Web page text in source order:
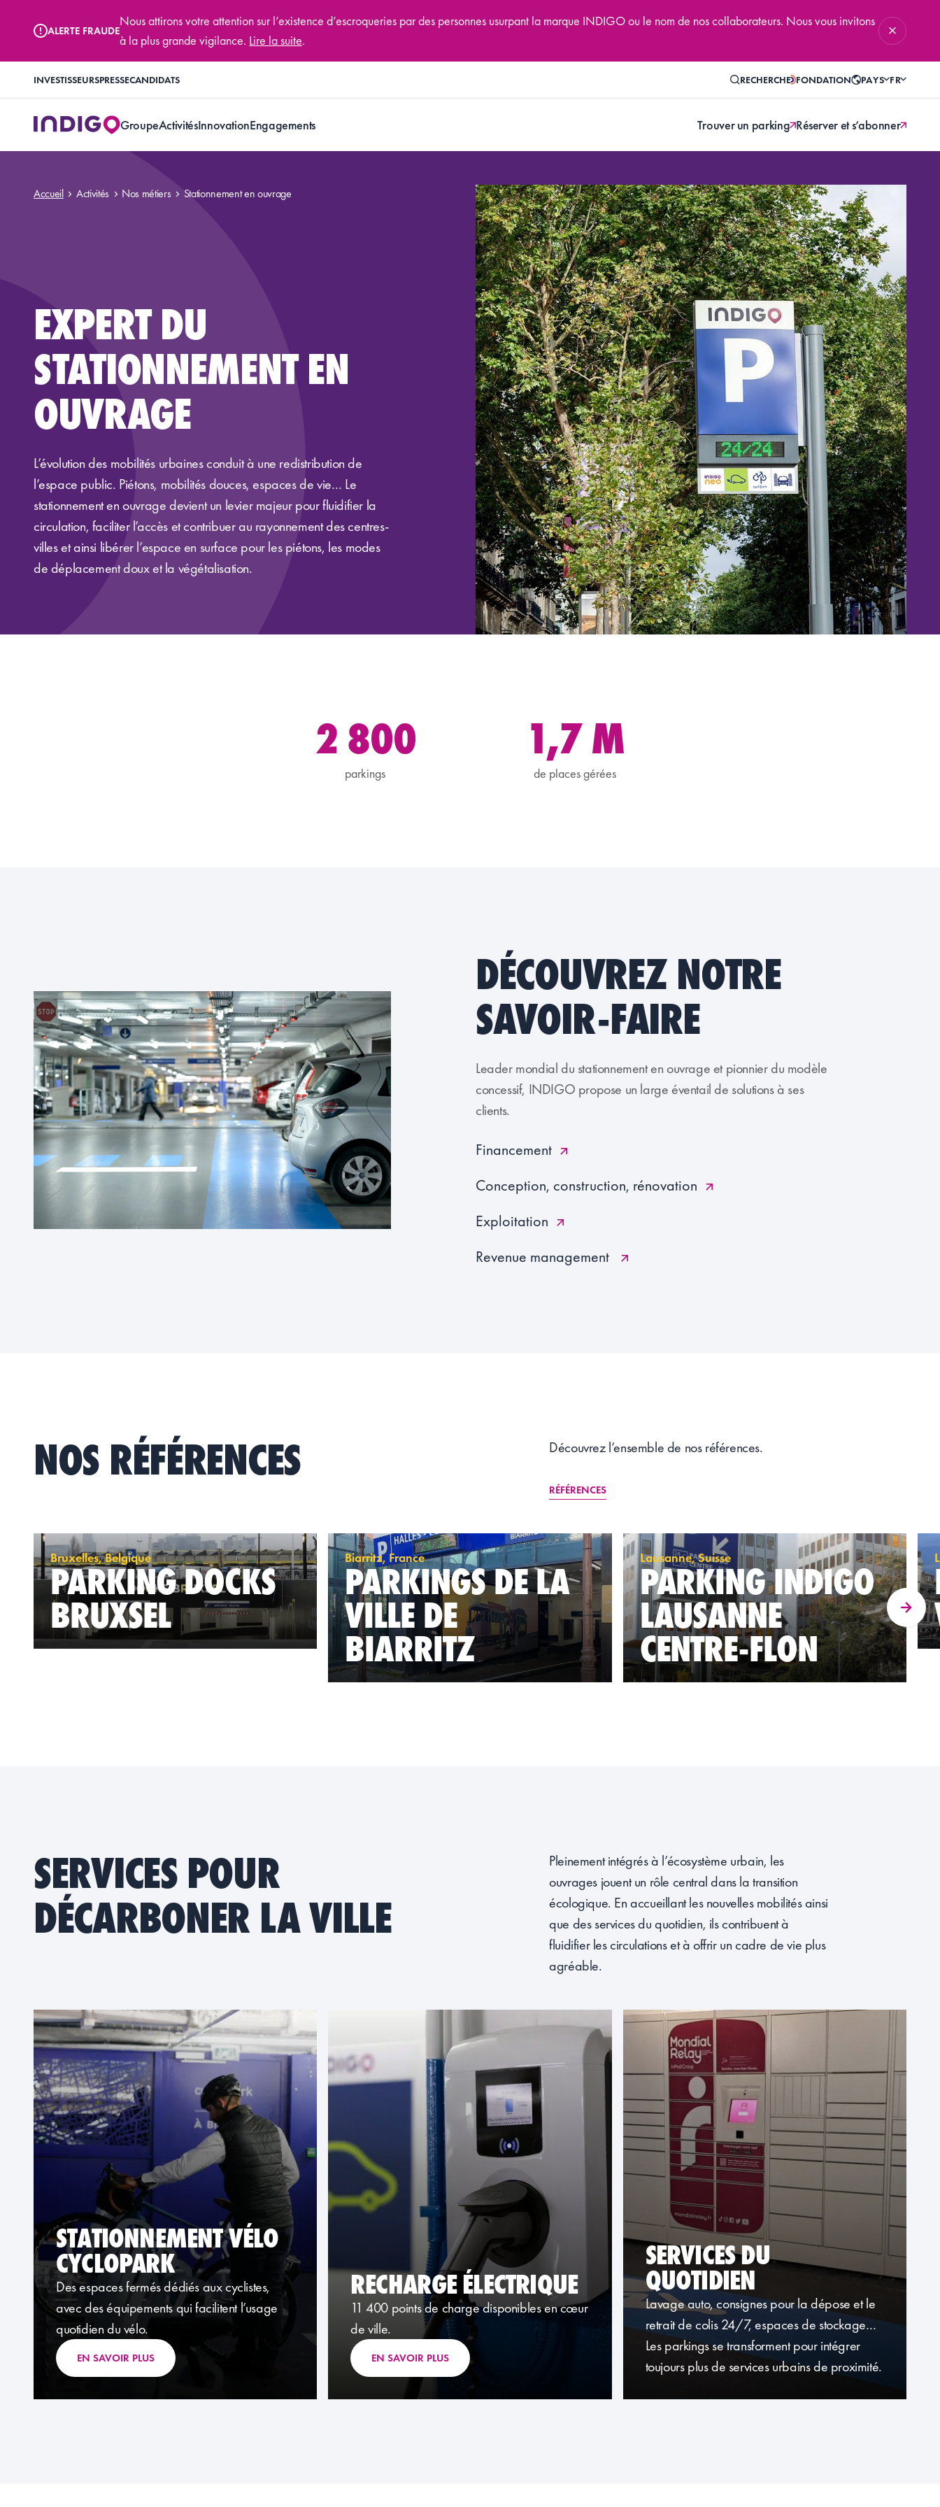
ALERTE FRAUDE
Nous attirons votre attention sur l’existence d’escroqueries par des personnes usurpant la marque INDIGO ou le nom de nos collaborateurs. Nous vous invitons
à la plus grande vigilance. Lire la suite.
INVESTISSEURSPRESSECANDIDATS RECHERCHE FONDATION PAYS FR
GroupeActivitésInnovationEngagements Trouver un parking Réserver et s’abonner
Accueil Activités Nos métiers Stationnement en ouvrage
EXPERT DU
STATIONNEMENT EN
OUVRAGE
L’évolution des mobilités urbaines conduit à une redistribution de
l’espace public. Piétons, mobilités douces, espaces de vie… Le
stationnement en ouvrage devient un levier majeur pour fluidifier la
circulation, faciliter l’accès et contribuer au rayonnement des centres-
villes et ainsi libérer l’espace en surface pour les piétons, les modes
de déplacement doux et la végétalisation.
2 800
parkings
1,7 M
de places gérées
DÉCOUVREZ NOTRE
SAVOIR-FAIRE
Leader mondial du stationnement en ouvrage et pionnier du modèle
concessif, INDIGO propose un large éventail de solutions à ses
clients.
Financement
Conception, construction, rénovation
Exploitation
Revenue management
NOS RÉFÉRENCES Découvrez l’ensemble de nos références.
RÉFÉRENCES
Bruxelles, Belgique
PARKING DOCKS
BRUXSEL
Biarritz, France
PARKINGS DE LA
VILLE DE
BIARRITZ
Lausanne, Suisse
PARKING INDIGO
LAUSANNE
CENTRE-FLON
SERVICES POUR
DÉCARBONER LA VILLE
Pleinement intégrés à l’écosystème urbain, les
ouvrages jouent un rôle central dans la transition
écologique. En accueillant les nouvelles mobilités ainsi
que des services du quotidien, ils contribuent à
fluidifier les circulations et à offrir un cadre de vie plus
agréable.
STATIONNEMENT VÉLO
CYCLOPARK
Des espaces fermés dédiés aux cyclistes,
avec des équipements qui facilitent l’usage
quotidien du vélo.
EN SAVOIR PLUS
RECHARGE ÉLECTRIQUE
11 400 points de charge disponibles en cœur
de ville.
EN SAVOIR PLUS
SERVICES DU
QUOTIDIEN
Lavage auto, consignes pour la dépose et le
retrait de colis 24/7, espaces de stockage…
Les parkings se transforment pour intégrer
toujours plus de services urbains de proximité.